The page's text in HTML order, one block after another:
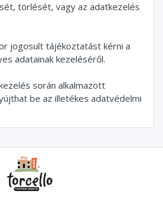
törlését, vagy az adatkezelés
jogosult tájékoztatást kérni a
adatainak kezeléséről.
során alkalmazott
be az illetékes adatvédelmi